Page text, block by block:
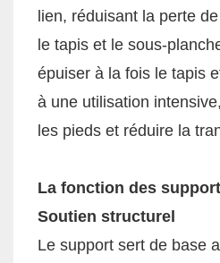
lien, réduisant la perte
le tapis et le sous-
épuiser à la fois le tapis
à une utilisation
les pieds et réduire la
La fonction des
Soutien structurel
Le support sert de base